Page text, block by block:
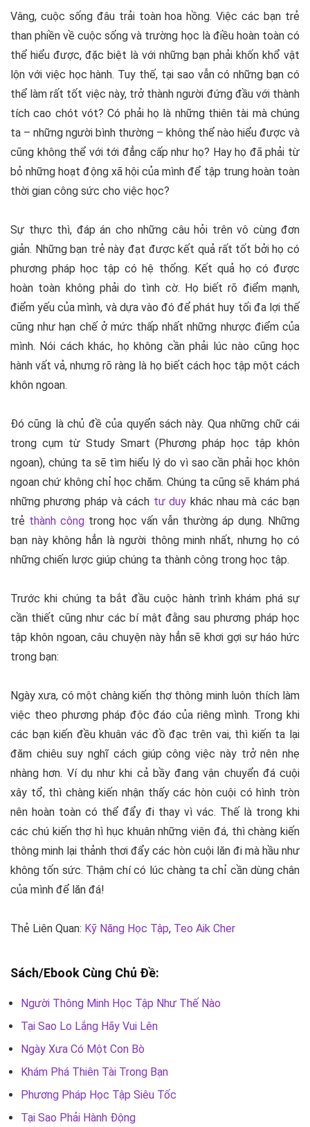
Vâng, cuộc sống đâu trải toàn hoa hồng. Việc các bạn trẻ
than phiền về cuộc sống và trường học là điều hoàn toàn có
thể hiểu được, đặc biệt là với những bạn phải khốn khổ vật
lộn với việc học hành. Tuy thế, tại sao vẫn có những bạn có
thể làm rất tốt việc này, trở thành người đứng đầu với thành
tích cao chót vót? Có phải họ là những thiên tài mà chúng
ta – những người bình thường – không thể nào hiểu được và
cũng không thể với tới đẳng cấp như họ? Hay họ đã phải từ
bỏ những hoạt động xã hội của mình để tập trung hoàn toàn
thời gian công sức cho việc học?
Sự thực thì, đáp án cho những câu hỏi trên vô cùng đơn
giản. Những bạn trẻ này đạt được kết quả rất tốt bởi họ có
phương pháp học tập có hệ thống. Kết quả họ có được
hoàn toàn không phải do tình cờ. Họ biết rõ điểm mạnh,
điểm yếu của mình, và dựa vào đó để phát huy tối đa lợi thế
cũng như hạn chế ở mức thấp nhất những nhược điểm của
mình. Nói cách khác, họ không cần phải lúc nào cũng học
hành vất vả, nhưng rõ ràng là họ biết cách học tập một cách
khôn ngoan.
Đó cũng là chủ đề của quyển sách này. Qua những chữ cái
trong cụm từ Study Smart (Phương pháp học tập khôn
ngoan), chúng ta sẽ tìm hiểu lý do vì sao cần phải học khôn
ngoan chứ không chỉ học chăm. Chúng ta cũng sẽ khám phá
những phương pháp và cách tư duy khác nhau mà các bạn
trẻ thành công trong học vấn vẫn thường áp dụng. Những
bạn này không hẳn là người thông minh nhất, nhưng họ có
những chiến lược giúp chúng ta thành công trong học tập.
Trước khi chúng ta bắt đầu cuộc hành trình khám phá sự
cần thiết cũng như các bí mật đằng sau phương pháp học
tập khôn ngoan, câu chuyện này hẳn sẽ khơi gợi sự háo hức
trong bạn:
Ngày xưa, có một chàng kiến thợ thông minh luôn thích làm
việc theo phương pháp độc đáo của riêng mình. Trong khi
các bạn kiến đều khuân vác đồ đạc trên vai, thì kiến ta lại
đăm chiêu suy nghĩ cách giúp công việc này trở nên nhẹ
nhàng hơn. Ví dụ như khi cả bầy đang vận chuyển đá cuội
xây tổ, thì chàng kiến nhận thấy các hòn cuội có hình tròn
nên hoàn toàn có thể đẩy đi thay vì vác. Thế là trong khi
các chú kiến thợ hì hục khuân những viên đá, thì chàng kiến
thông minh lại thảnh thơi đẩy các hòn cuội lăn đi mà hầu như
không tốn sức. Thậm chí có lúc chàng ta chỉ cần dùng chân
của mình để lăn đá!
Thẻ Liên Quan: Kỹ Năng Học Tập, Teo Aik Cher
Sách/Ebook Cùng Chủ Đề:
Người Thông Minh Học Tập Như Thế Nào
Tại Sao Lo Lắng Hãy Vui Lên
Ngày Xưa Có Một Con Bò
Khám Phá Thiên Tài Trong Bạn
Phương Pháp Học Tập Siêu Tốc
Tại Sao Phải Hành Động